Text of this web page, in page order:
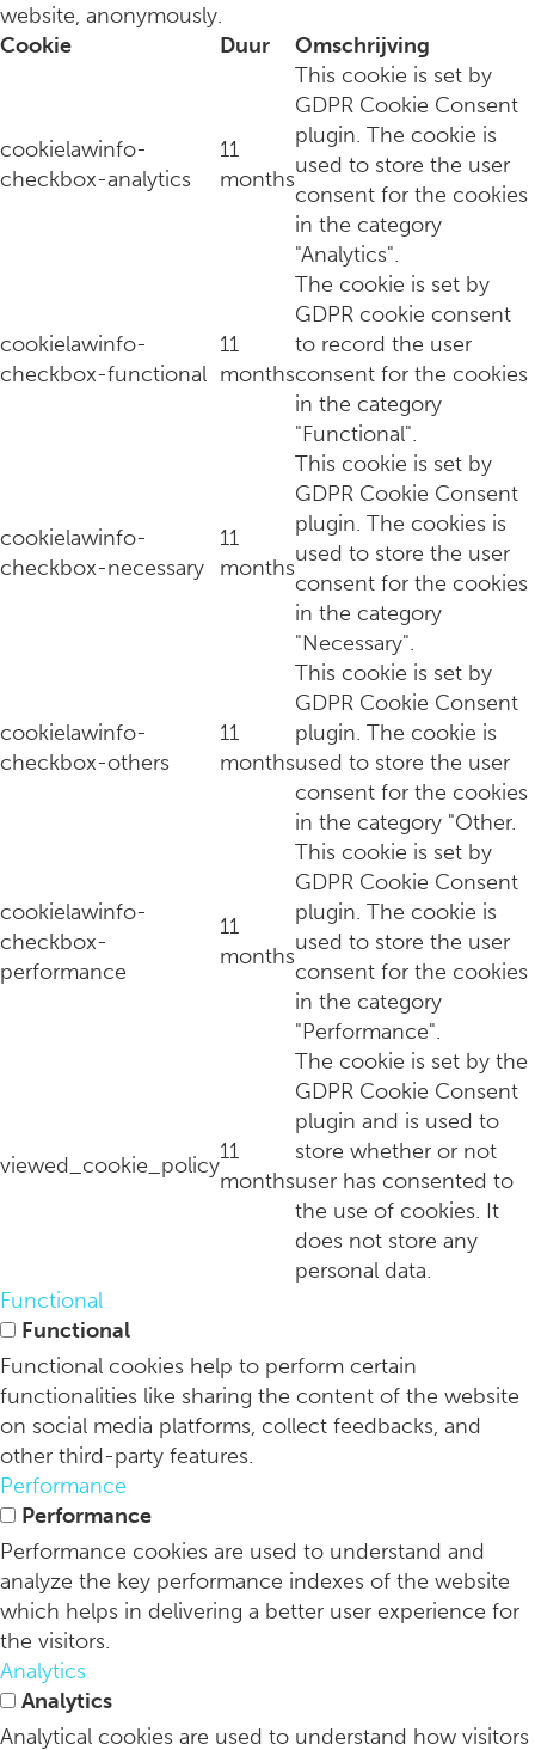
De slaapverwekkende magie van white noise tijdens de
Zwart eten op je bord het nieuwe superfood?
Zorgverzekering voor vrouwen: wat zijn de beste keuzes in
Waarom de hele dag zitten het nieuwe roken is
website, anonymously.
Cookie
Duur Omschrijving
cookielawinfo-
checkbox-analytics
11
months
This cookie is set by
GDPR Cookie Consent
plugin. The cookie is
used to store the user
consent for the cookies
in the category
"Analytics".
cookielawinfo-
checkbox-functional
11
months
The cookie is set by
GDPR cookie consent
to record the user
consent for the cookies
in the category
"Functional".
cookielawinfo-
checkbox-necessary
11
months
This cookie is set by
GDPR Cookie Consent
plugin. The cookies is
used to store the user
consent for the cookies
in the category
"Necessary".
cookielawinfo-
checkbox-others
11
months
This cookie is set by
GDPR Cookie Consent
plugin. The cookie is
used to store the user
consent for the cookies
in the category "Other.
cookielawinfo-
checkbox-
performance
11
months
This cookie is set by
GDPR Cookie Consent
plugin. The cookie is
used to store the user
consent for the cookies
in the category
"Performance".
viewed_cookie_policy
11
months
The cookie is set by the
GDPR Cookie Consent
plugin and is used to
store whether or not
user has consented to
the use of cookies. It
does not store any
personal data.
Functional
Functional
Functional cookies help to perform certain
functionalities like sharing the content of the website
on social media platforms, collect feedbacks, and
other third-party features.
Performance
Performance
Performance cookies are used to understand and
analyze the key performance indexes of the website
which helps in delivering a better user experience for
the visitors.
Analytics
Analytics
Analytical cookies are used to understand how visitors